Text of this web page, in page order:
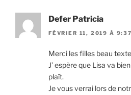
Defer Patricia
FÉVRIER 11, 2019 À
Merci les filles beau
J’ espère que Lisa va
plaît.
Je vous verrai lors de